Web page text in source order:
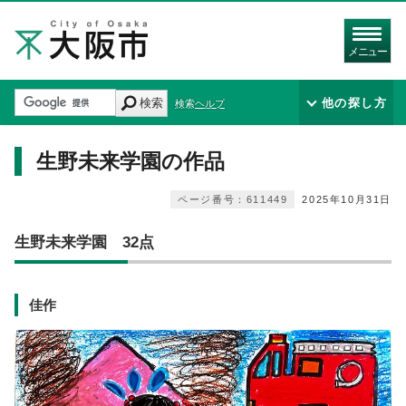
メニュー
検索 検索ヘルプ 他の探し方
生野未来学園の作品
2025年10月31日
ページ番号：611449
生野未来学園 32点
佳作